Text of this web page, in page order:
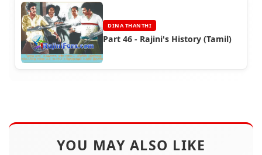
DINA THANTHI
Part 46 - Rajini's History (Tamil)
YOU MAY ALSO LIKE